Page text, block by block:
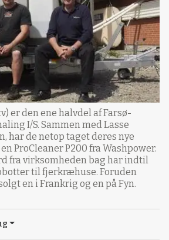
er den ene halvdel af Farsø-
I/S. Sammen med Lasse
har de netop taget deres nye
ProCleaner P200 fra Washpower.
fra virksomheden bag har indtil
til fjerkræhuse. Foruden
en i Frankrig og en på Fyn.